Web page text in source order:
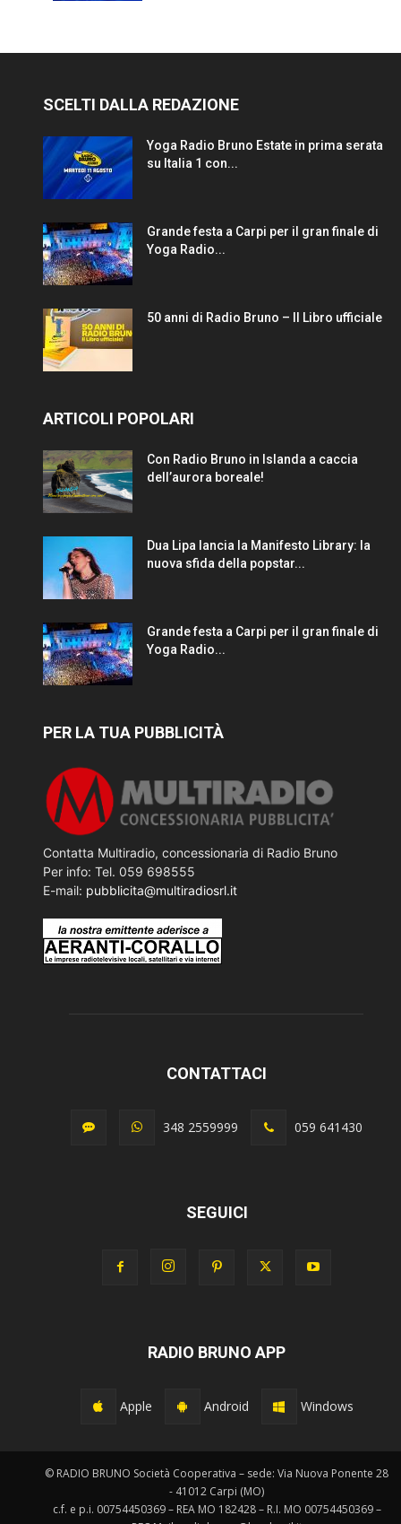
SCELTI DALLA REDAZIONE
Yoga Radio Bruno Estate in prima serata
su Italia 1 con...
Grande festa a Carpi per il gran finale di
Yoga Radio...
50 anni di Radio Bruno – Il Libro ufficiale
ARTICOLI POPOLARI
Con Radio Bruno in Islanda a caccia
dell’aurora boreale!
Dua Lipa lancia la Manifesto Library: la
nuova sfida della popstar...
Grande festa a Carpi per il gran finale di
Yoga Radio...
PER LA TUA PUBBLICITÀ
Contatta Multiradio, concessionaria di Radio Bruno
Per info: Tel. 059 698555
E-mail: pubblicita@multiradiosrl.it
CONTATTACI
348 2559999 059 641430
SEGUICI
RADIO BRUNO APP
Apple Android Windows
© RADIO BRUNO Società Cooperativa – sede: Via Nuova Ponente 28
- 41012 Carpi (MO)
c.f. e p.i. 00754450369 – REA MO 182428 – R.I. MO 00754450369 –